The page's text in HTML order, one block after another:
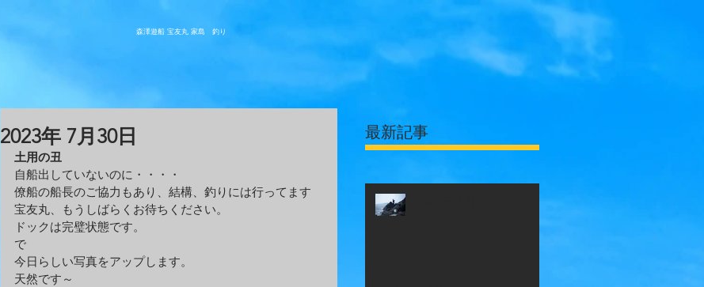
森澤遊船 宝友丸 ​家島 釣り
2023年 7月30日
土用の丑
自船出していないのに・・・・
僚船の船長のご協力もあり、結構、釣りには行ってます
宝友丸、もうしばらくお待ちください。
ドックは完璧状態です。
で
今日らしい写真をアップします。
天然です～
最新記事